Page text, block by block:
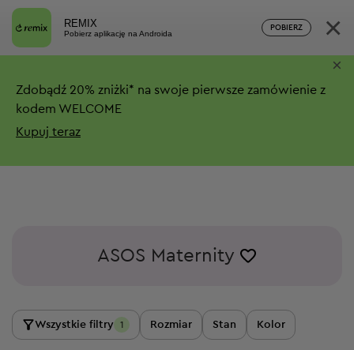
REMIX
Pobierz aplikację na Androida
POBIERZ ×
Zdobądź 20% zniżki* na swoje pierwsze zamówienie z
kodem WELCOME
Kupuj teraz
×
ASOS Maternity
Wszystkie filtry 1 Rozmiar Stan Kolor